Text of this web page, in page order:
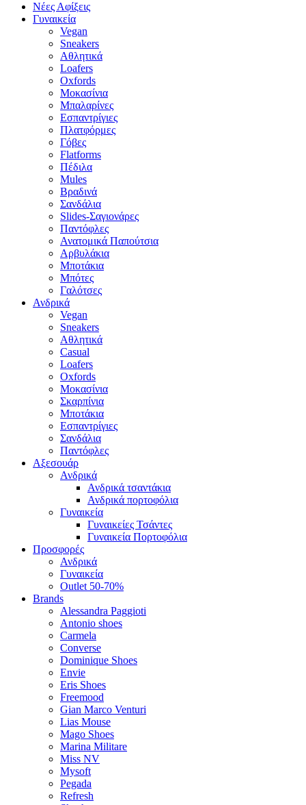
Νέες Αφίξεις
Γυναικεία
Vegan
Sneakers
Αθλητικά
Loafers
Oxfords
Μοκασίνια
Μπαλαρίνες
Εσπαντρίγιες
Πλατφόρμες
Γόβες
Flatforms
Πέδιλα
Mules
Βραδινά
Σανδάλια
Slides-Σαγιονάρες
Παντόφλες
Ανατομικά Παπούτσια
Αρβυλάκια
Μποτάκια
Μπότες
Γαλότσες
Ανδρικά
Vegan
Sneakers
Αθλητικά
Casual
Loafers
Oxfords
Μοκασίνια
Σκαρπίνια
Μποτάκια
Εσπαντρίγιες
Σανδάλια
Παντόφλες
Αξεσουάρ
Ανδρικά
Ανδρικά τσαντάκια
Ανδρικά πορτοφόλια
Γυναικεία
Γυναικείες Τσάντες
Γυναικεία Πορτοφόλια
Προσφορές
Ανδρικά
Γυναικεία
Outlet 50-70%
Brands
Alessandra Paggioti
Antonio shoes
Carmela
Converse
Dominique Shoes
Envie
Eris Shoes
Freemood
Gian Marco Venturi
Lias Mouse
Mago Shoes
Marina Militare
Miss NV
Mysoft
Pegada
Refresh